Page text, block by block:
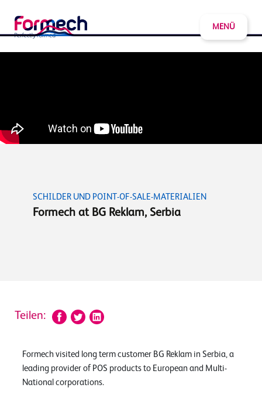
MENÜ
SCHILDER UND POINT-OF-SALE-MATERIALIEN
Formech at BG Reklam, Serbia
Teilen:
Formech visited long term customer BG Reklam in Serbia, a
leading provider of POS products to European and Multi-
National corporations.